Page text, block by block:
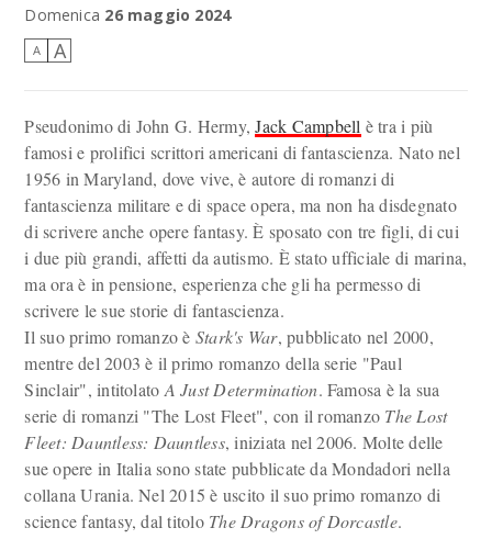
Domenica 26 maggio 2024
A A
Pseudonimo di John G. Hermy,Jack Campbell è tra i più
famosi e prolifici scrittori americani di fantascienza. Nato nel
1956 in Maryland, dove vive, è autore di romanzi di
fantascienza militare e di space opera, ma non ha disdegnato
di scrivere anche opere fantasy. È sposato con tre figli, di cui
i due più grandi, affetti da autismo. È stato ufficiale di marina,
ma ora è in pensione, esperienza che gli ha permesso di
scrivere le sue storie di fantascienza.
Il suo primo romanzo è Stark's War, pubblicato nel 2000,
mentre del 2003 è il primo romanzo della serie "Paul
Sinclair", intitolato A Just Determination. Famosa è la sua
serie di romanzi "The Lost Fleet", con il romanzo The Lost
Fleet: Dauntless: Dauntless, iniziata nel 2006. Molte delle
sue opere in Italia sono state pubblicate da Mondadori nella
collana Urania. Nel 2015 è uscito il suo primo romanzo di
science fantasy, dal titolo The Dragons of Dorcastle.